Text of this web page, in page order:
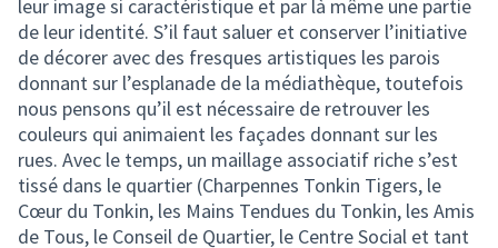
leur image si caractéristique et par là même une partie
de leur identité. S’il faut saluer et conserver l’initiative
de décorer avec des fresques artistiques les parois
donnant sur l’esplanade de la médiathèque, toutefois
nous pensons qu’il est nécessaire de retrouver les
couleurs qui animaient les façades donnant sur les
rues. Avec le temps, un maillage associatif riche s’est
tissé dans le quartier (Charpennes Tonkin Tigers, le
Cœur du Tonkin, les Mains Tendues du Tonkin, les Amis
de Tous, le Conseil de Quartier, le Centre Social et tant